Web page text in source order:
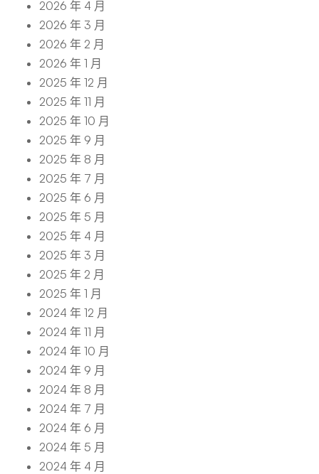
2026 年 4 月
2026 年 3 月
2026 年 2 月
2026 年 1 月
2025 年 12 月
2025 年 11 月
2025 年 10 月
2025 年 9 月
2025 年 8 月
2025 年 7 月
2025 年 6 月
2025 年 5 月
2025 年 4 月
2025 年 3 月
2025 年 2 月
2025 年 1 月
2024 年 12 月
2024 年 11 月
2024 年 10 月
2024 年 9 月
2024 年 8 月
2024 年 7 月
2024 年 6 月
2024 年 5 月
2024 年 4 月